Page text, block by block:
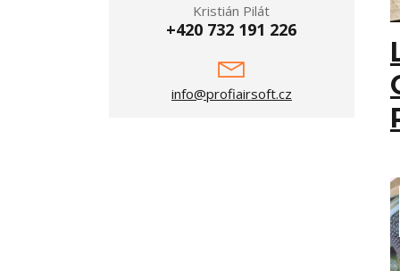
Kristián Pilát
+420 732 191 226
info@profiairsoft.cz